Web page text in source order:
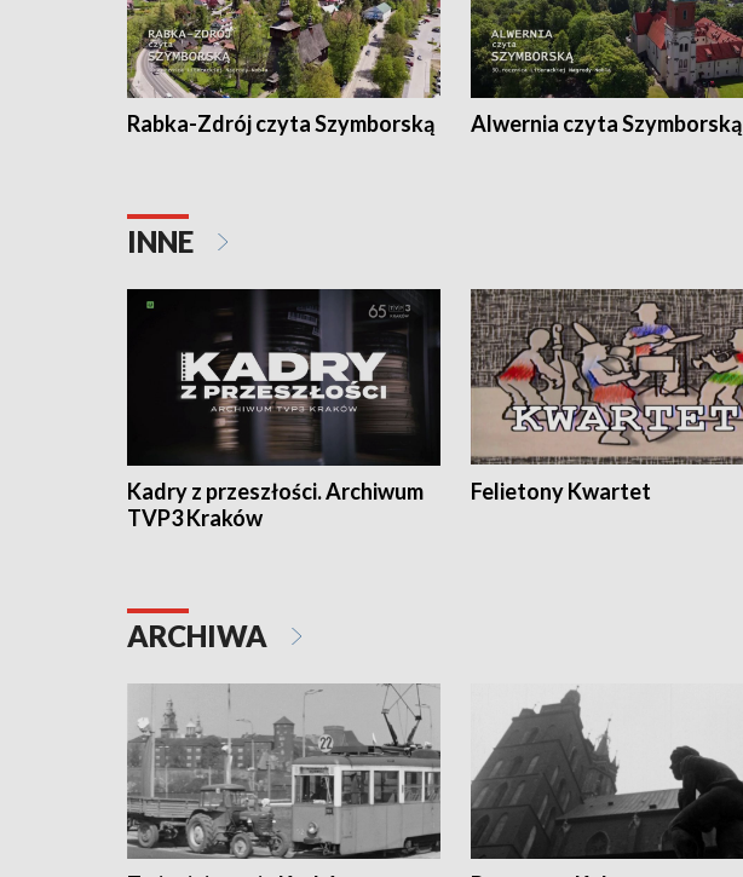
Rabka-Zdrój czyta Szymborską Alwernia czyta Szymborską
INNE
Kadry z przeszłości. Archiwum
TVP3 Kraków
Felietony Kwartet
ARCHIWA